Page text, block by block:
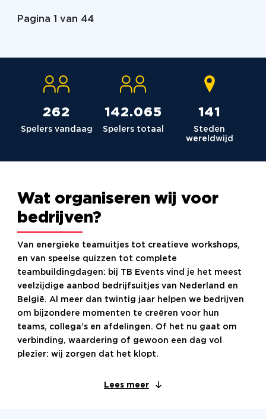
Pagina 1 van 44
264
Spelers vandaag
142.980
Spelers totaal
142
Steden
wereldwijd
Wat organiseren wij voor
bedrijven?
Van energieke teamuitjes tot creatieve workshops,
en van speelse quizzen tot complete
teambuildingdagen: bij TB Events vind je het meest
veelzijdige aanbod bedrijfsuitjes van Nederland en
België. Al meer dan twintig jaar helpen we bedrijven
om bijzondere momenten te creëren voor hun
teams, collega’s en afdelingen. Of het nu gaat om
verbinding, waardering of gewoon een dag vol
plezier: wij zorgen dat het klopt.
Waarom kiezen bedrijven
Lees meer